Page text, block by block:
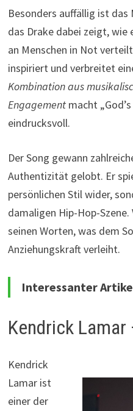
Besonders auffällig ist das
das Drake dabei zeigt,
an Menschen in Not
inspiriert und verbreitet
Kombination aus
Engagementmacht
eindrucksvoll.
Der Song gewann
Authentizität gelobt. Er
persönlichen Stil wider,
damaligen Hip-Hop-
seinen Worten, was dem
Anziehungskraft verleiht.
Interessanter
Kendrick Lamar
Kendrick
Lamar ist
einer der